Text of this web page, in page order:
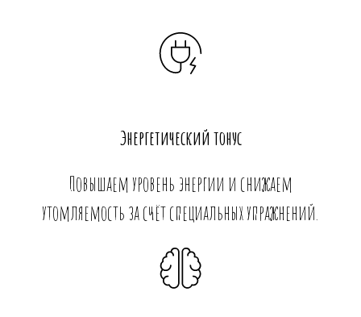
Энергетический тонус
Повышаем уровень энергии и снижаем
утомляемость за счёт специальных упражнений.